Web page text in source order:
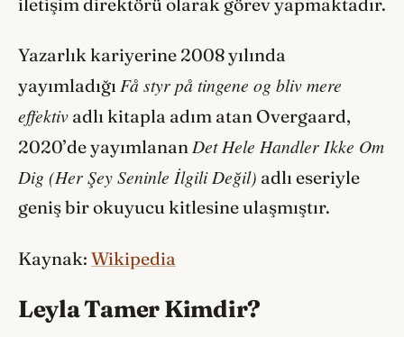
Yazarlık kariyerine 2008 yılında
yayımladığı Få styr på tingene og bliv mere
effektiv adlı kitapla adım atan Overgaard,
2020’de yayımlanan Det Hele Handler Ikke Om
Dig (Her Şey Seninle İlgili Değil) adlı eseriyle
geniş bir okuyucu kitlesine ulaşmıştır.
Kaynak: Wikipedia
Leyla Tamer Kimdir?